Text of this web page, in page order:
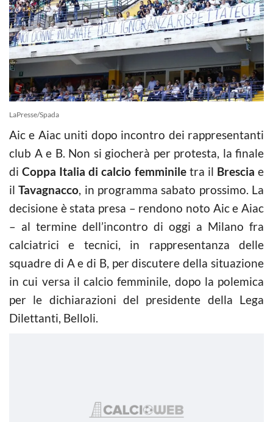
LaPresse/Spada
Aic e Aiac uniti dopo incontro dei rappresentanti
club A e B. Non si giocherà per protesta, la finale
diCoppa Italia di calcio femminiletra il Brescia e
ilTavagnacco, in programma sabato prossimo. La
decisione è stata presa – rendono noto Aic e Aiac
– al termine dell’incontro di oggi a Milano fra
calciatrici e tecnici, in rappresentanza delle
squadre di A e di B, per discutere della situazione
in cui versa il calcio femminile, dopo la polemica
per le dichiarazioni del presidente della Lega
Dilettanti, Belloli.